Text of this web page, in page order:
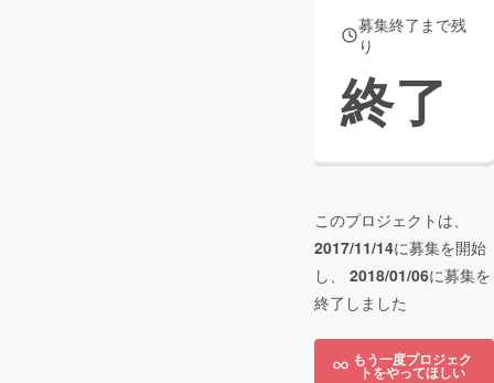
募集終了まで残
り
終了
このプロジェクトは、
2017/11/14に募集を開始
し、 2018/01/06に募集を
終了しました
もう一度プロジェク
トをやってほしい